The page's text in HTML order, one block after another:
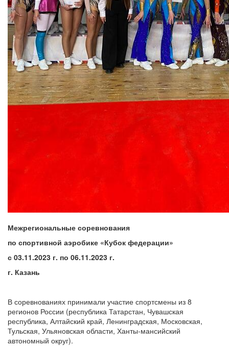
Межрегиональные соревнования
по спортивной аэробике «Кубок федерации»
с 03.11.2023 г. по 06.11.2023 г.
г. Казань
В соревнованиях принимали участие спортсмены из 8
регионов России (республика Татарстан, Чувашская
республика, Алтайский край, Ленинградская, Московская,
Тульская, Ульяновская области, Ханты-мансийский
автономный округ).